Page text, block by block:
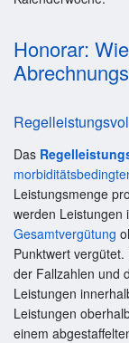
Honorar:
Das
Leistungsmenge
werden Leistungen
Gesamtvergütung
Punktwert
der Fallzahlen und
Leistungen
Leistungen
einem